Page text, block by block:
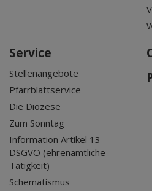
Service
Stellenangebote
Pfarrblattservice
Die Diözese
Zum Sonntag
Information Artikel 13
DSGVO (ehrenamtliche
Tätigkeit)
Schematismus